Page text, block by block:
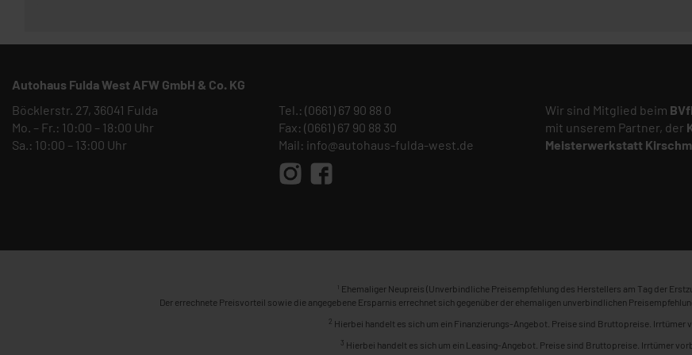
Autohaus Fulda West AFW GmbH & Co. KG
Böcklerstr. 27, 36041 Fulda
Mo. – Fr.: 10:00 – 18:00 Uhr
Sa.: 10:00 – 13:00 Uhr
Tel.: (0661) 67 90 88 0
Fax: (0661) 67 90 88 30
Mail: info@autohaus-fulda-west.de
Wir sind Mitglied beim
mit unserem Partner, der
Meisterwerkstatt
1 Ehemaliger Neupreis (Unverbindliche Preisempfehlung des Herstellers am Tag der
Der errechnete Preisvorteil sowie die angegebene Ersparnis errechnet sich gegenüber der ehemaligen unverbindlichen
2 Hierbei handelt es sich um ein Finanzierungs-Angebot. Preise sind Bruttopreise. Irrtümer
3 Hierbei handelt es sich um ein Leasing-Angebot. Preise sind Bruttopreise. Irrtümer